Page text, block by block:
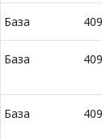
База
База
База